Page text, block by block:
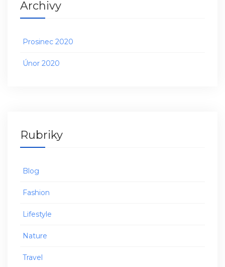
Archivy
Prosinec 2020
Únor 2020
Rubriky
Blog
Fashion
Lifestyle
Nature
Travel